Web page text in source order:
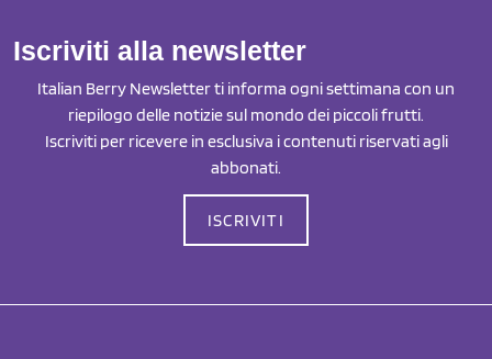
Iscriviti alla newsletter
Italian Berry Newsletter ti informa ogni settimana con un
riepilogo delle notizie sul mondo dei piccoli frutti.
Iscriviti per ricevere in esclusiva i contenuti riservati agli
abbonati.
ISCRIVITI